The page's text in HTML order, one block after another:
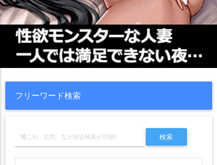
フリーワード検索